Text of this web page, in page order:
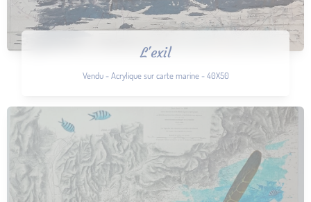
L'exil
Vendu - Acrylique sur carte marine - 40X50